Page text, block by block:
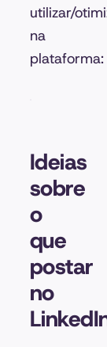
utilizar/
na
plataforma:
Ideias
sobre
o
que
postar
no